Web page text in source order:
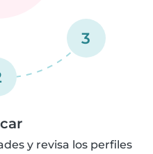
3
y revisa los perfiles